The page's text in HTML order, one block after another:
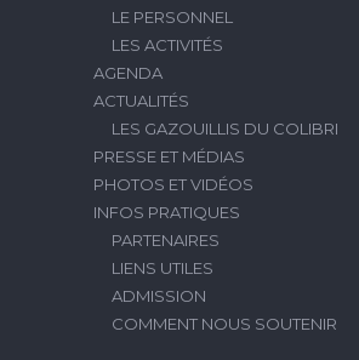
LE PERSONNEL
LES ACTIVITÉS
AGENDA
ACTUALITÉS
LES GAZOUILLIS DU COLIBRI
PRESSE ET MÉDIAS
PHOTOS ET VIDÉOS
INFOS PRATIQUES
PARTENAIRES
LIENS UTILES
ADMISSION
COMMENT NOUS SOUTENIR